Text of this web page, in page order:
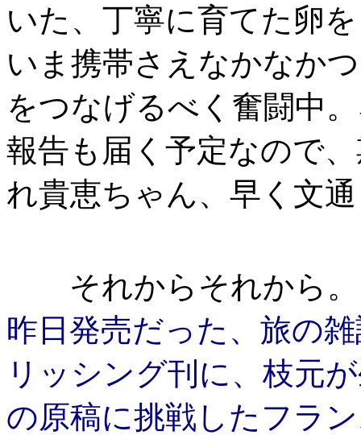
いた、丁寧に育てた卵
いま携帯さえなかなか
をつなげるべく奮闘中
報告も届く予定なので
れ貴恵ちゃん、早く文
それからそれから。
昨日発売だった、旅の
リッシング刊に、枝元
の原稿に挑戦したフラ